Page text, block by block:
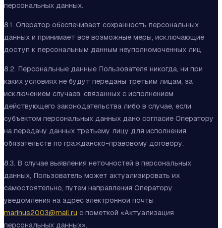
персональных данных.
8.1. Оператор обеспечивает сохранность персональных
данных и принимает все возможные меры, исключающие
доступ к персональным данным неуполномоченных лиц.
8.2. Персональные данные Пользователя никогда, ни при
каких условиях не будут переданы третьим лицам, за
исключением случаев, связанных с исполнением
действующего законодательства либо в случае, если
субъектом персональных данных дано согласие Оператору
на передачу данных третьему лицу для исполнения
обязательств по гражданско-правовому договору.
8.3. В случае выявления неточностей в персональных
данных, Пользователь может актуализировать их
самостоятельно, путем направления Оператору
уведомления на адрес электронной почты
marinus2003@mail.ru с пометкой «Актуализация
персональных данных».